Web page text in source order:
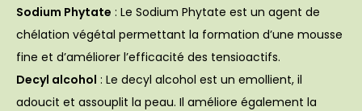
Sodium Phytate : Le Sodium Phytate est un agent de
chélation végétal permettant la formation d’une mousse
fine et d’améliorer l’efficacité des tensioactifs.
Decyl alcohol : Le decyl alcohol est un emollient, il
adoucit et assouplit la peau. Il améliore également la